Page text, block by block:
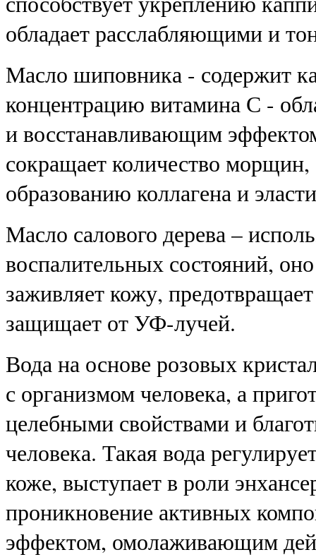
обладает расслабляющими и
Масло шиповника - содержит
концентрацию витамина С -
и восстанавливающим
сокращает количество морщин,
образованию коллагена и
Масло салового дерева –
воспалительных состояний,
заживляет кожу,
защищает от УФ-лучей.
Вода на основе розовых
с организмом человека, а
целебными свойствами и
человека. Такая вода
коже, выступает в роли
проникновение активных
эффектом, омолаживающим